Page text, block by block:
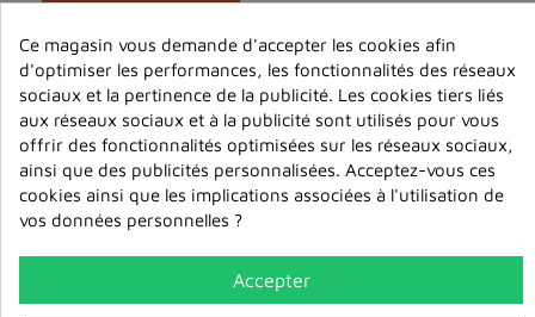
Ce magasin vous demande d'accepter les cookies afin
d'optimiser les performances, les fonctionnalités des réseaux
sociaux et la pertinence de la publicité. Les cookies tiers liés
aux réseaux sociaux et à la publicité sont utilisés pour vous
offrir des fonctionnalités optimisées sur les réseaux sociaux,
ainsi que des publicités personnalisées. Acceptez-vous ces
cookies ainsi que les implications associées à l'utilisation de
vos données personnelles ?
Accepter